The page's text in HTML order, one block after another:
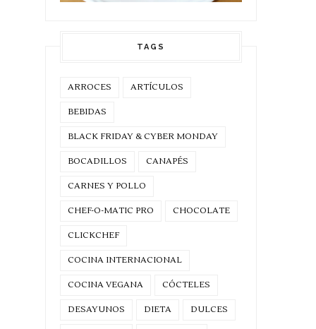
TAGS
ARROCES ARTÍCULOS
BEBIDAS
BLACK FRIDAY & CYBER MONDAY
BOCADILLOS CANAPÉS
CARNES Y POLLO
CHEF-O-MATIC PRO CHOCOLATE
CLICKCHEF
COCINA INTERNACIONAL
COCINA VEGANA CÓCTELES
DESAYUNOS DIETA DULCES